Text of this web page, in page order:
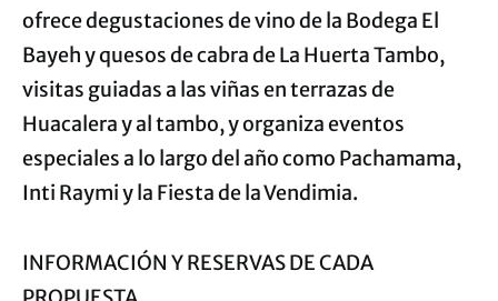
ofrece degustaciones de vino de la Bodega El
Bayeh y quesos de cabra de La Huerta Tambo,
visitas guiadas a las viñas en terrazas de
Huacalera y al tambo, y organiza eventos
especiales a lo largo del año como Pachamama,
Inti Raymi y la Fiesta de la Vendimia.
INFORMACIÓN Y RESERVAS DE CADA